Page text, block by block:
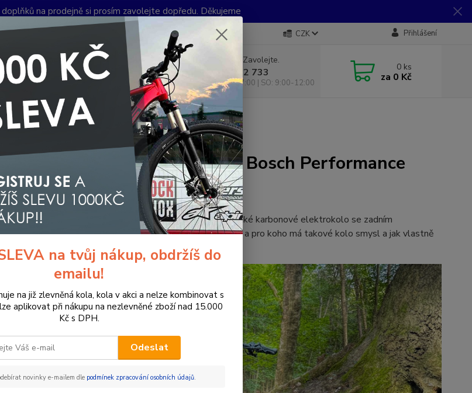
na prodejně si prosím zavolejte dopředu. Děkujeme
Ochrana soukromí Články CZK Přihlášení
Hledat
Nevíte si rady? Zavolejte.
+420 733 792 733
PO-PÁ 10:00-17:00 | SO: 9:00-12:00
0 ks
za 0 Kč
iXF 9.7 Fascinace Lehkostí na Bosch Performance Line SX
iXF 9.7 Fascinace Lehkostí na Bosch Performance
je aktuálně jedinou českou značkou, která má v nabídce lehké karbonové elektrokolo se zadním
Bosch performance line SX. Podíváme se na to zda a pro koho má takové kolo smysl a jak vlastně
pouze 18 Kg jezdí.
na tvůj nákup, obdržíš do
emailu!
na již zlevněná kola, kola v akci a nelze kombinovat s
aplikovat při nákupu na nezlevněné zboží nad 15.000
Kč s DPH.
Odeslat
novinky e-mailem dle podmínek zpracování osobních údajů.